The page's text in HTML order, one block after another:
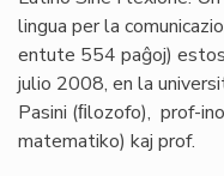
lingua per la
entute 554 paĝoj)
julio 2008, en la
Pasini (ﬁlozofo), prof-
matematiko) kaj prof.